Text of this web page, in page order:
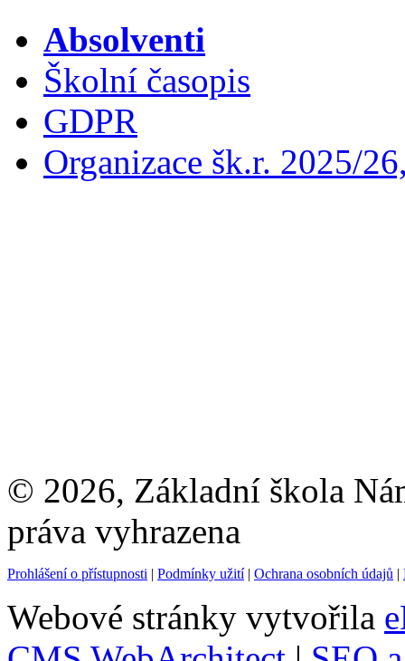
Absolventi
Školní časopis
GDPR
Organizace šk.r. 2025/
© 2026, Základní škola
práva vyhrazena
Prohlášení o přístupnosti | Podmínky užití| Ochrana osobních údajů |
Webové stránky vytvořila